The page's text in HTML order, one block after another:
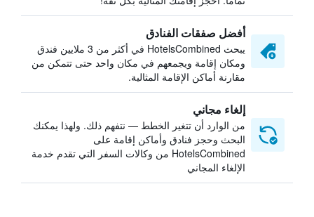
أفضل صفقات الفنادق
يبحث HotelsCombined في أكثر من 3 ملايين فندق
ومكان إقامة ويجمعهم في مكان واحد حتى تتمكن من
مقارنة أماكن الإقامة المثالية.
إلغاء مجاني
من الوارد أن تتغير الخطط — نتفهم ذلك. ولهذا يمكنك
البحث وحجز فنادق وأماكن إقامة على
HotelsCombined من وكالات السفر التي تقدم خدمة
الإلغاء المجاني